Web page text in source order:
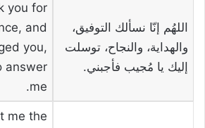
اللهُم إنّا نسألك التوفيق،
والهداية، والنجاح، توسلت
إليك يا مُجيب فأجبني.
you for
and
you,
answer
me.
me the